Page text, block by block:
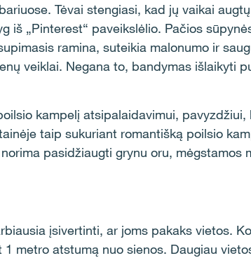
Tėvai stengiasi, kad jų vaikai
iš „Pinterest“ paveikslėlio. Pačios
ramina, suteikia malonumo ir
veiklai. Negana to, bandymas išlaikyti
kampelį atsipalaidavimui,
taip sukuriant romantišką poilsio
pasidžiaugti grynu oru, mėgstamos
įsivertinti, ar joms pakaks vietos.
metro atstumą nuo sienos. Daugiau